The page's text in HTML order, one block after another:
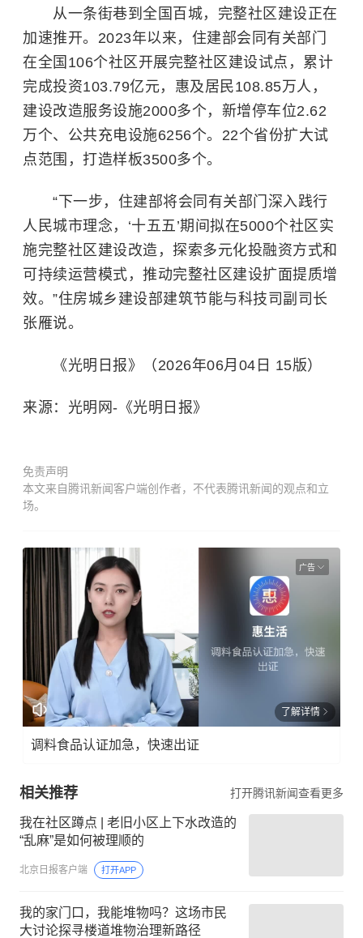
从一条街巷到全国百城，完整社区建设正在
加速推开。2023年以来，住建部会同有关部门
在全国106个社区开展完整社区建设试点，累计
完成投资103.79亿元，惠及居民108.85万人，
建设改造服务设施2000多个，新增停车位2.62
万个、公共充电设施6256个。22个省份扩大试
点范围，打造样板3500多个。
“下一步，住建部将会同有关部门深入践行
人民城市理念，‘十五五’期间拟在5000个社区实
施完整社区建设改造，探索多元化投融资方式和
可持续运营模式，推动完整社区建设扩面提质增
效。”住房城乡建设部建筑节能与科技司副司长
张雁说。
《光明日报》（2026年06月04日 15版）
来源：光明网-《光明日报》
免责声明
本文来自腾讯新闻客户端创作者，不代表腾讯新闻的观点和立
场。
广告
了解详情
调料食品认证加急，快速出证
相关推荐 打开腾讯新闻查看更多
我在社区蹲点 | 老旧小区上下水改造的
“乱麻”是如何被理顺的
北京日报客户端 打开APP
我的家门口，我能堆物吗？这场市民
大讨论探寻楼道堆物治理新路径